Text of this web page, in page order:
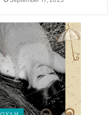
αλλά ταυτόχρονα
κατέληξα ότι τοe-shop
δίνει την δυνατότητα
από απόσταση και με
είναι ότι εχει πρόσβαση σε
την καθημερινότητά